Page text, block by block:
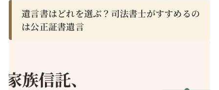
遺言書はどれを選ぶ？司法書士がすすめるの
は公正証書遺言